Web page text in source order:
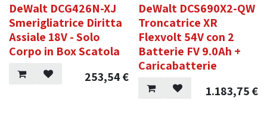
DeWalt DCG426N-XJ
Smerigliatrice Diritta
Assiale 18V - Solo
Corpo in Box Scatola
253,54€
DeWalt DCS690X2-QW
Troncatrice XR
Flexvolt 54V con 2
Batterie FV 9.0Ah +
Caricabatterie
1.183,75€